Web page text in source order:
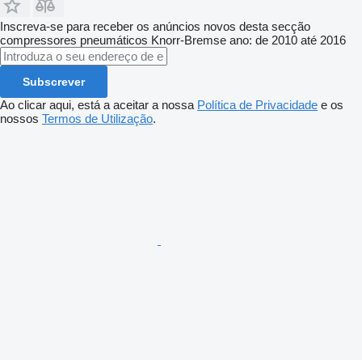
Inscreva-se para receber os anúncios novos desta secção
compressores pneumáticos Knorr-Bremse ano: de 2010 até 2016
Subscrever
Ao clicar aqui, está a aceitar a nossa Política de Privacidade e os
nossos Termos de Utilização.